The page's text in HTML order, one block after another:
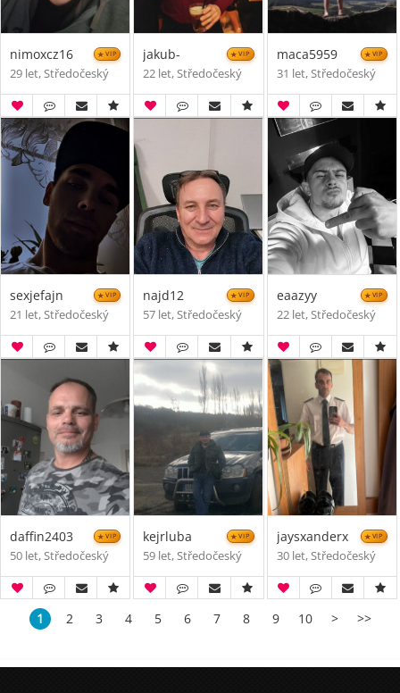
nimoxcz16 VIP
29 let, Středočeský
jakub- VIP
22 let, Středočeský
maca5959 VIP
31 let, Středočeský
sexjefajn VIP
21 let, Středočeský
najd12 VIP
57 let, Středočeský
eaazyy VIP
22 let, Středočeský
daffin2403 VIP
50 let, Středočeský
kejrluba VIP
59 let, Středočeský
jaysxanderx VIP
30 let, Středočeský
1 2 3 4 5 6 7 8 9 10 > >>